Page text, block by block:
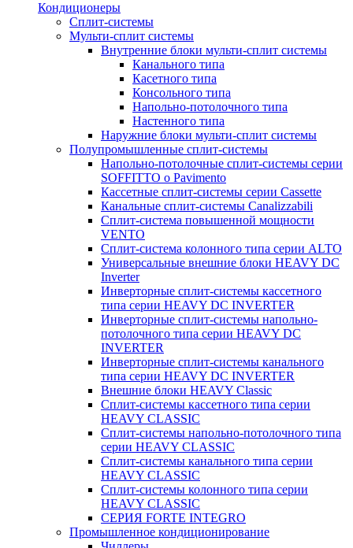
Кондиционеры
Сплит-системы
Мульти-сплит системы
Внутренние блоки мульти-сплит системы
Канального типа
Касетного типа
Консольного типа
Напольно-потолочного типа
Настенного типа
Наружние блоки мульти-сплит системы
Полупромышленные сплит-системы
Напольно-потолочные сплит-системы серии
SOFFITTO o Pavimento
Кассетные сплит-системы серии Cassette
Канальные сплит-системы Canalizzabili
Сплит-система повышенной мощности
VENTO
Сплит-система колонного типа серии ALTO
Универсальные внешние блоки HEAVY DC
Inverter
Инверторные сплит-системы кассетного
типа серии HEAVY DC INVERTER
Инверторные сплит-системы напольно-
потолочного типа серии HEAVY DC
INVERTER
Инверторные сплит-системы канального
типа серии HEAVY DC INVERTER
Внешние блоки HEAVY Classic
Сплит-системы кассетного типа серии
HEAVY CLASSIC
Сплит-системы напольно-потолочного типа
серии HEAVY CLASSIC
Сплит-системы канального типа серии
HEAVY CLASSIC
Сплит-системы колонного типа серии
HEAVY CLASSIC
СЕРИЯ FORTE INTEGRO
Промышленное кондиционирование